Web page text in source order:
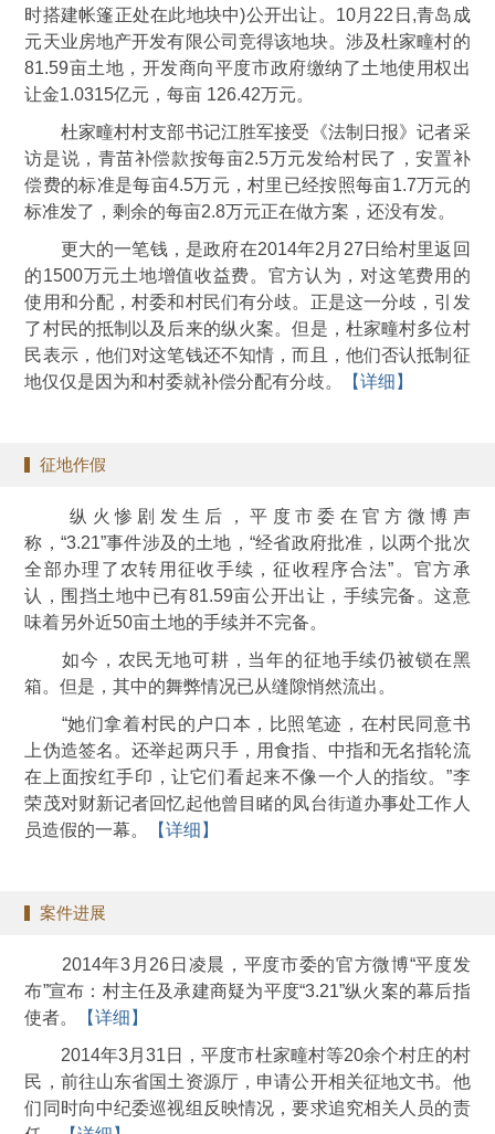
时搭建帐篷正处在此地块中)公开出让。10月22日,青岛成
元天业房地产开发有限公司竞得该地块。涉及杜家疃村的
81.59亩土地，开发商向平度市政府缴纳了土地使用权出
让金1.0315亿元，每亩 126.42万元。
杜家疃村村支部书记江胜军接受《法制日报》记者采
访是说，青苗补偿款按每亩2.5万元发给村民了，安置补
偿费的标准是每亩4.5万元，村里已经按照每亩1.7万元的
标准发了，剩余的每亩2.8万元正在做方案，还没有发。
更大的一笔钱，是政府在2014年2月27日给村里返回
的1500万元土地增值收益费。官方认为，对这笔费用的
使用和分配，村委和村民们有分歧。正是这一分歧，引发
了村民的抵制以及后来的纵火案。但是，杜家疃村多位村
民表示，他们对这笔钱还不知情，而且，他们否认抵制征
地仅仅是因为和村委就补偿分配有分歧。
【详细】
征地作假
纵火惨剧发生后，平度市委在官方微博声
称，“3.21”事件涉及的土地，“经省政府批准，以两个批次
全部办理了农转用征收手续，征收程序合法”。官方承
认，围挡土地中已有81.59亩公开出让，手续完备。这意
味着另外近50亩土地的手续并不完备。
如今，农民无地可耕，当年的征地手续仍被锁在黑
箱。但是，其中的舞弊情况已从缝隙悄然流出。
“她们拿着村民的户口本，比照笔迹，在村民同意书
上伪造签名。还举起两只手，用食指、中指和无名指轮流
在上面按红手印，让它们看起来不像一个人的指纹。”李
荣茂对财新记者回忆起他曾目睹的凤台街道办事处工作人
员造假的一幕。
【详细】
案件进展
2014年3月26日凌晨，平度市委的官方微博“平度发
布”宣布：村主任及承建商疑为平度“3.21”纵火案的幕后指
使者。
【详细】
2014年3月31日，平度市杜家疃村等20余个村庄的村
民，前往山东省国土资源厅，申请公开相关征地文书。他
们同时向中纪委巡视组反映情况，要求追究相关人员的责